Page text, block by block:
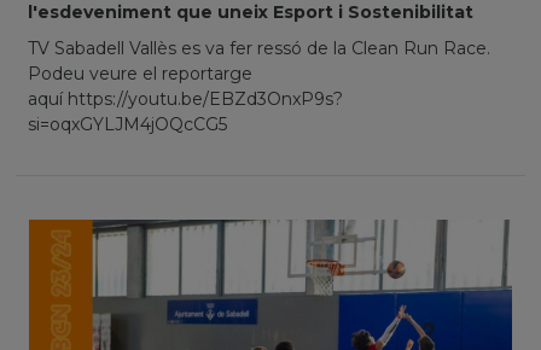
l'esdeveniment que uneix Esport i Sostenibilitat
TV Sabadell Vallès es va fer ressó de la Clean Run Race.
Podeu veure el reportarge
aquí https://youtu.be/EBZd3OnxP9s?
si=oqxGYLJM4jOQcCG5